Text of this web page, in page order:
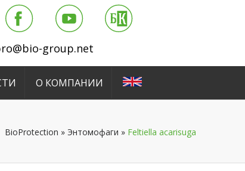
group.net
О КОМПАНИИ
BioProtection » Энтомофаги » Feltiella acarisuga